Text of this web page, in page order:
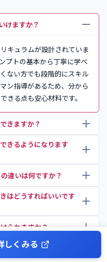
けますか？
キュラムが設計されていま
プトの基本から丁寧に学べ
ない方でも段階的にスキル
ン指導があるため、分から
きる点も安心材料です。
きますか？
材は自分のペースで視聴可
学習している社会人が多く
学習時間は確保することが
きるようになります
イティング代行、画像・バ
サルなどがあります。単価
がありますが、ポートフォ
続案件に繋げやすくなりま
違いは何ですか？
」までを明確にゴールに据
件獲得支援まで含まれてい
スクール「デジハク」で培
はどうすればいいです
談で相談できるため、学習
す。モチベーション維持の
られますか？
しくみる